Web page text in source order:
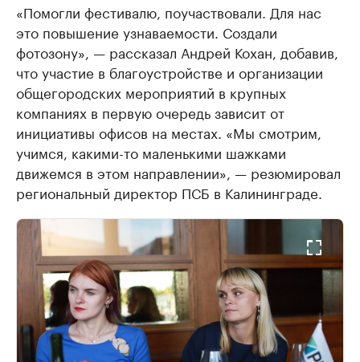
«Помогли фестивалю, поучаствовали. Для нас
это повышение узнаваемости. Создали
фотозону», — рассказал Андрей Кохан, добавив,
что участие в благоустройстве и организации
общегородских мероприятий в крупных
компаниях в первую очередь зависит от
инициативы офисов на местах. «Мы смотрим,
учимся, какими-то маленькими шажками
движемся в этом направлении», — резюмировал
региональный директор ПСБ в Калининграде.